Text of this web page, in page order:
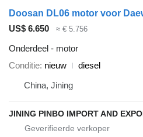
Doosan DL06 motor voor
US$ 6.650
≈ € 5.756
Onderdeel - motor
Conditie nieuw
diesel
China, Jining
JINING PINBO IMPORT AND